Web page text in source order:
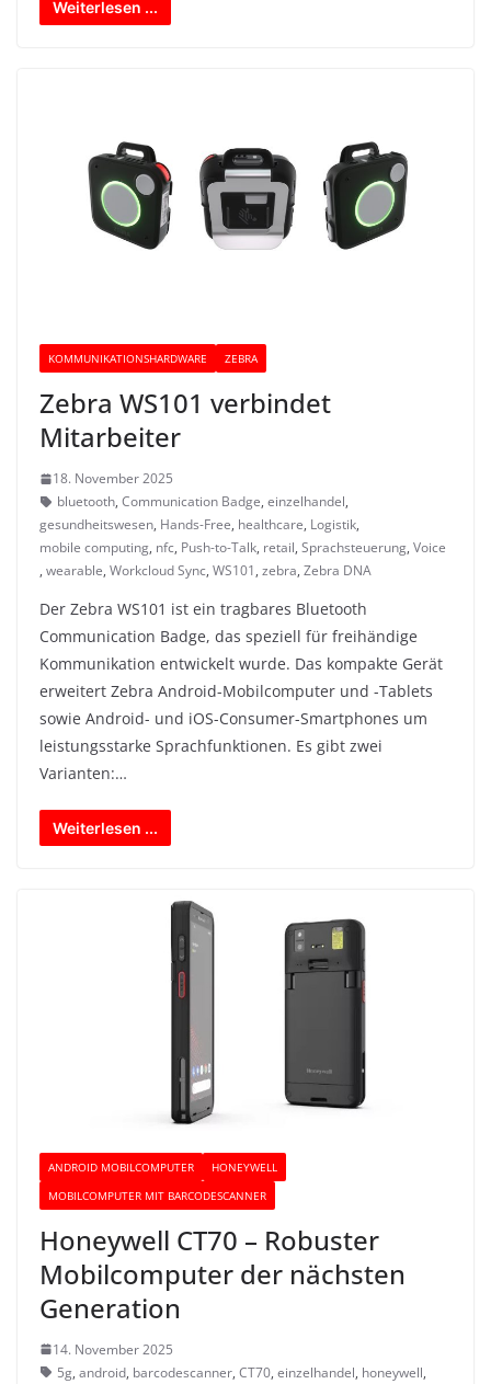
Weiterlesen ...
KOMMUNIKATIONSHARDWARE ZEBRA
Zebra WS101 verbindet
Mitarbeiter
18. November 2025
bluetooth, Communication Badge, einzelhandel,
gesundheitswesen, Hands-Free, healthcare, Logistik,
mobile computing, nfc, Push-to-Talk, retail, Sprachsteuerung, Voice
, wearable, Workcloud Sync, WS101, zebra, Zebra DNA
Der Zebra WS101 ist ein tragbares Bluetooth
Communication Badge, das speziell für freihändige
Kommunikation entwickelt wurde. Das kompakte Gerät
erweitert Zebra Android-Mobilcomputer und -Tablets
sowie Android- und iOS-Consumer-Smartphones um
leistungsstarke Sprachfunktionen. Es gibt zwei
Varianten:…
Weiterlesen ...
ANDROID MOBILCOMPUTER
HONEYWELL
MOBILCOMPUTER MIT BARCODESCANNER
Honeywell CT70 – Robuster
Mobilcomputer der nächsten
Generation
14. November 2025
5g, android, barcodescanner, CT70, einzelhandel, honeywell,